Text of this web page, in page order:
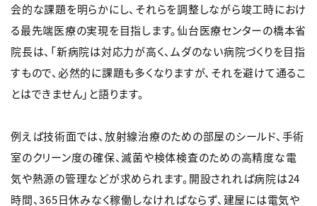
会的な課題を明らかにし、それらを調整しながら竣工時におけ
る最先端医療の実現を目指します。仙台医療センターの橋本省
院長は、「新病院は対応力が高く、ムダのない病院づくりを目指
すもので、必然的に課題も多くなりますが、それを避けて通るこ
とはできません」と語ります。
例えば技術面では、放射線治療のための部屋のシールド、手術
室のクリーン度の確保、滅菌や検体検査のための高精度な電
気や熱源の管理などが求められます。開設されれば病院は24
時間、365日休みなく稼働しなければならず、建屋には電気や